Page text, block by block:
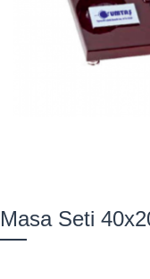
Masa Seti